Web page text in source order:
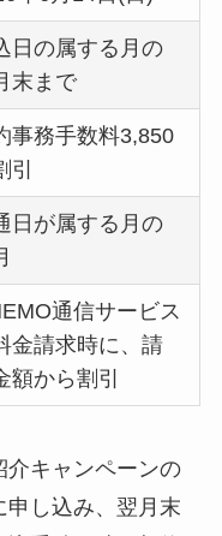
日の属する月の
末まで
事務手数料3,850
引
日が属する月の
通信サービス
金請求時に、請
額から割引
介キャンペーンの
し込み、翌月末